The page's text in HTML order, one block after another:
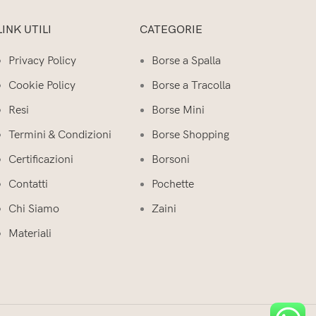
UTILI
Privacy Policy
Cookie Policy
Resi
Termini & Condizioni
Certificazioni
Contatti
Chi Siamo
Materiali
CATEGORIE
Borse a Spalla
Borse a Tracolla
Borse Mini
Borse Shopping
Borsoni
Pochette
Zaini